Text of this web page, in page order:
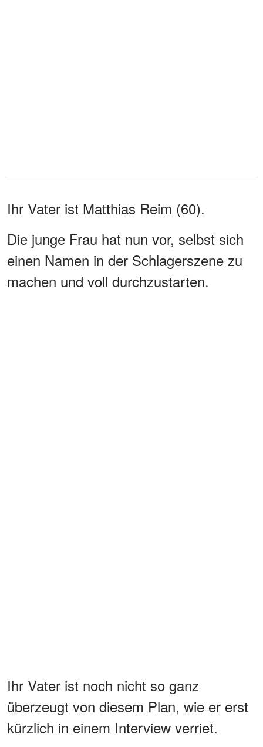
Ihr Vater ist Matthias Reim (60).
Die junge Frau hat nun vor, selbst sich
einen Namen in der Schlagerszene zu
machen und voll durchzustarten.
Ihr Vater ist noch nicht so ganz
überzeugt von diesem Plan, wie er erst
kürzlich in einem Interview verriet.